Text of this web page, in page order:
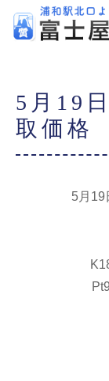
5月19
取価格
5月19